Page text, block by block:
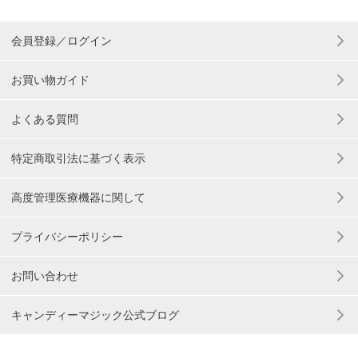
会員登録／ログイン
お買い物ガイド
よくある質問
特定商取引法に基づく表示
高度管理医療機器に関して
プライバシーポリシー
お問い合わせ
キャンディーマジック公式ブログ